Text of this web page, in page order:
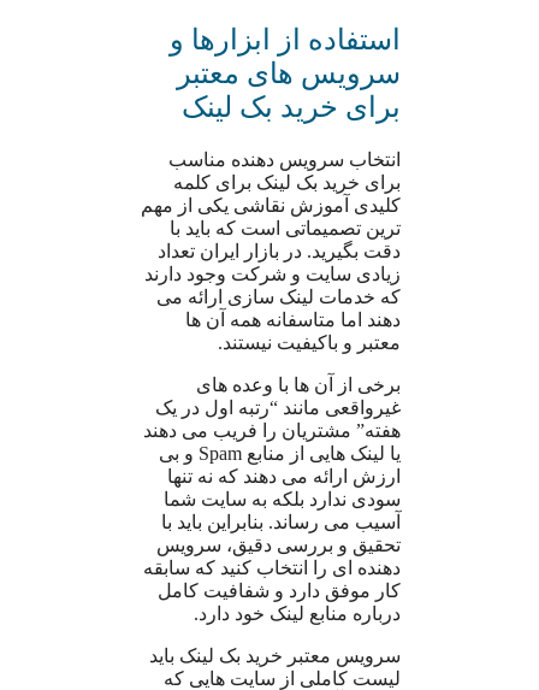
استفاده از ابزارها و
سرویس های معتبر
برای خرید بک لینک
انتخاب سرویس دهنده مناسب
برای خرید بک لینک برای کلمه
کلیدی آموزش نقاشی یکی از مهم
ترین تصمیماتی است که باید با
دقت بگیرید. در بازار ایران تعداد
زیادی سایت و شرکت وجود دارند
که خدمات لینک سازی ارائه می
دهند اما متاسفانه همه آن ها
معتبر و باکیفیت نیستند.
برخی از آن ها با وعده های
غیرواقعی مانند “رتبه اول در یک
هفته” مشتریان را فریب می دهند
یا لینک هایی از منابع Spam و بی
ارزش ارائه می دهند که نه تنها
سودی ندارد بلکه به سایت شما
آسیب می رساند. بنابراین باید با
تحقیق و بررسی دقیق، سرویس
دهنده ای را انتخاب کنید که سابقه
کار موفق دارد و شفافیت کامل
درباره منابع لینک خود دارد.
سرویس معتبر خرید بک لینک باید
لیست کاملی از سایت هایی که